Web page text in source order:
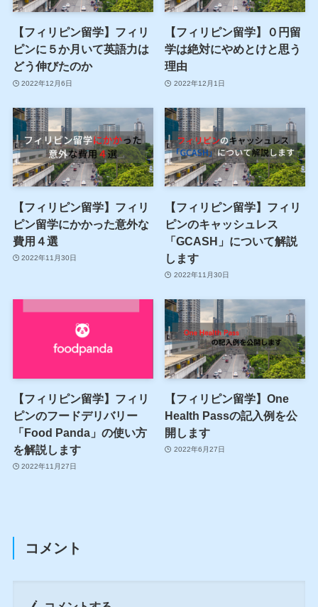
【フィリピン留学】フィリ
ピンに５か月いて英語力は
どう伸びたのか
2022年12月6日
【フィリピン留学】０円留
学は絶対にやめとけと思う
理由
2022年12月1日
【フィリピン留学】フィリ
ピン留学にかかった意外な
費用４選
2022年11月30日
【フィリピン留学】フィリ
ピンのキャッシュレス
「GCASH」について解説
します
2022年11月30日
【フィリピン留学】フィリ
ピンのフードデリバリー
「Food Panda」の使い方
を解説します
2022年11月27日
【フィリピン留学】One
Health Passの記入例を公
開します
2022年6月27日
コメント